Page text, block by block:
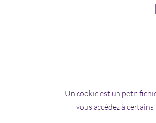
Un cookie est un petit
vous accédez à